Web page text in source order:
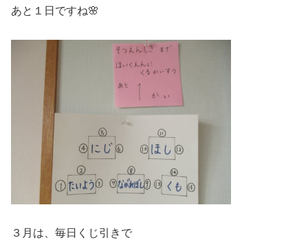
あと１日ですね🌸
３月は、毎日くじ引きで